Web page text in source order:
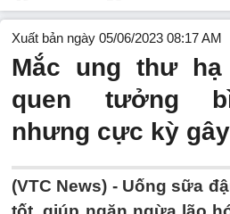
Xuất bản ngày 05/06/2023 08:17 AM
Mắc ung thư
quen tưởng
nhưng cực kỳ
(VTC News) - Uống sữa